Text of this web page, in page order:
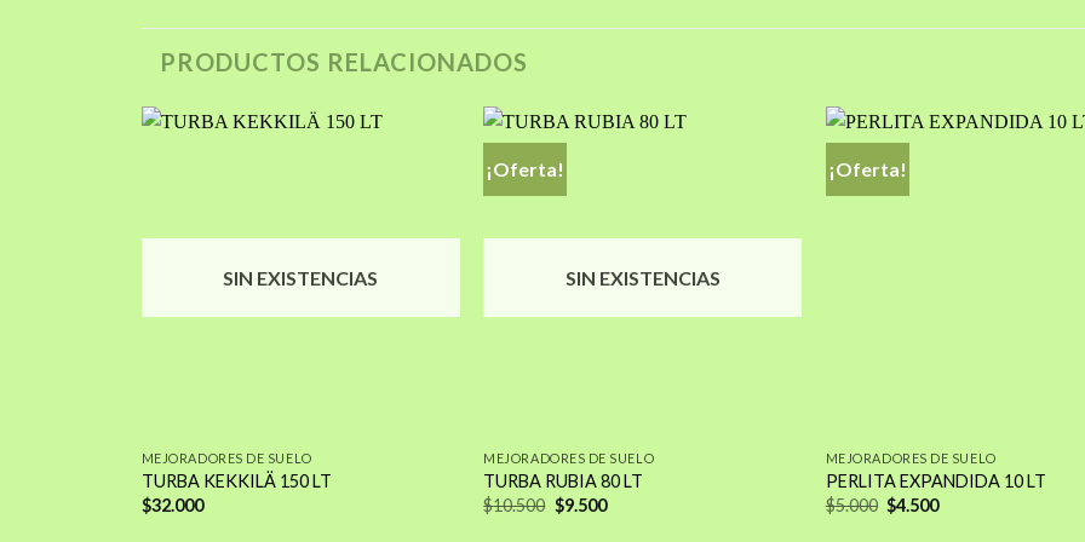
PRODUCTOS RELACIONADOS
SIN EXISTENCIAS
MEJORADORES DE SUELO
TURBA KEKKILÄ 150 LT
$32.000
¡Oferta!
SIN EXISTENCIAS
MEJORADORES DE SUELO
TURBA RUBIA 80 LT
$10.500 El
precio
$9.500El
¡Oferta!
MEJORADORES DE SUELO
PERLITA EXPANDIDA 10 LT
$5.000 El
precio
$4.500El